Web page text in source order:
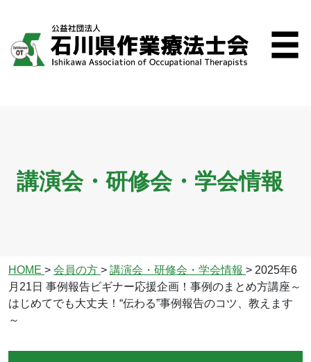
講演会・研修会・学会情報
HOME > 会員の方 > 講演会・研修会・学会情報 > 2025年6
月21日 事例報告ビギナー応援企画！事例のまとめ方講座～
はじめてでも大丈夫！“伝わる”事例報告のコツ、教えます
～